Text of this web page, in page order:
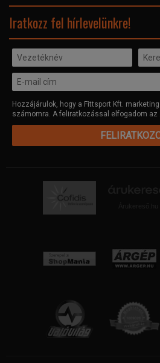
Iratkozz fel hírlevelünkre!
Hozzájárulok, hogy a Fittsport Kft.
számomra. A feliratkozással elfogadom az